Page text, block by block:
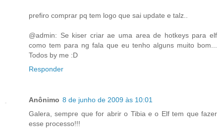
prefiro comprar pq tem logo que sai update e talz..
@admin: Se kiser criar ae uma area de hotkeys para elf
como tem para ng fala que eu tenho alguns muito bom...
Todos by me :D
Responder
Anônimo 8 de junho de 2009 às 10:01
Galera, sempre que for abrir o Tibia e o Elf tem que fazer
esse processo!!!